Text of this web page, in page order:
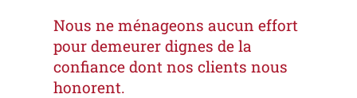
Nous ne ménageons aucun effort
pour demeurer dignes de la
confiance dont nos clients nous
honorent.